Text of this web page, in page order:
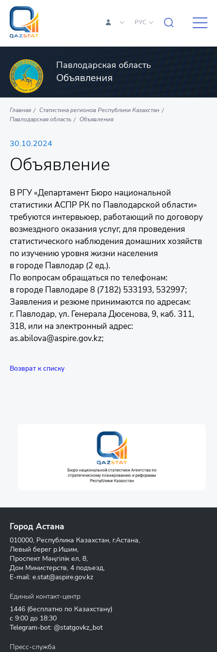
РУС
Павлодарская область
Объявления
Главная
Статистика регионов Республики Казахстан
Павлодарская область
Объявления
30.10.2024
Объявление
В РГУ «Департамент Бюро национальной
статистики АСПР РК по Павлодарской области»
требуются интервьюер, работающий по договору
возмездного оказания услуг, для проведения
статистического наблюдения домашних хозяйств
по изучению уровня жизни населения
в городе Павлодар (2 ед.).
По вопросам обращаться по телефонам:
в городе Павлодаре 8 (7182) 533193, 532997;
Заявления и резюме принимаются по адресам:
г. Павлодар, ул. Генерала Дюсенова, 9, каб. 311,
318, или на электронный адрес:
as.abilova@aspire.gov.kz;
Возврат к списку
Город Астана
010000, Республика Казахстан, г.Астана,
Левый берег р.Ишим,
Проспект Мәңгілік ел, 8,
Дом Министерств, 4 подъезд,
E-mail: e.stat@aspire.gov.kz
Единый контакт-центр
1446 (бесплатно по Казахстану)
с 9:00 до 18:30
Telegram-bot: @statgovkz_bot
Пресс-служба